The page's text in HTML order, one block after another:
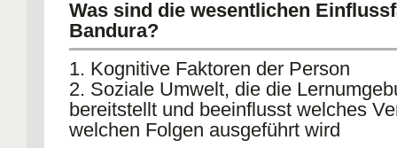
Was sind die wesentlichen
Bandura?
1. Kognitive Faktoren der Person
2. Soziale Umwelt, die die
bereitstellt und beeinflusst welches
welchen Folgen ausgeführt wird